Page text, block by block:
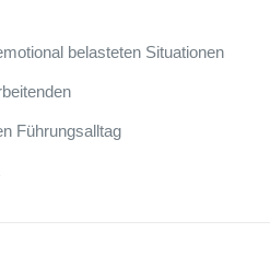
belasteten Situationen
Führungsalltag